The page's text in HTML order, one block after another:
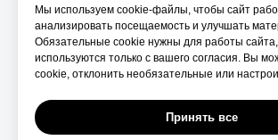
© 2026 Комфортная среда
О
О нас
Мы используем cookie-файлы, чтобы сайт
анализировать посещаемость и улучшать
Обязательные cookie нужны для работы
используются только с вашего согласия. Вы
cookie, отклонить необязательные или
Принять все